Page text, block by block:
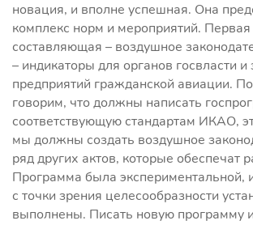
новация, и вполне успешная. Она
комплекс норм и мероприятий. Первая
составляющая – воздушное
– индикаторы для органов госвласти и
предприятий гражданской авиации.
говорим, что должны написать
соответствующую стандартам ИКАО,
мы должны создать воздушное
ряд других актов, которые обеспечат
Программа была экспериментальной,
с точки зрения целесообразности
выполнены. Писать новую программу